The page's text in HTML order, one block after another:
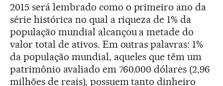
2015 será lembrado como o primeiro ano da
série histórica no qual a riqueza de 1% da
população mundial alcançou a metade do
valor total de ativos. Em outras palavras: 1%
da população mundial, aqueles que têm um
patrimônio avaliado em 760.000 dólares (2,96
milhões de reais), possuem tanto dinheiro